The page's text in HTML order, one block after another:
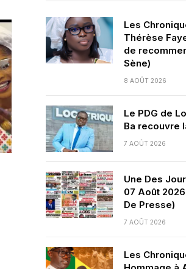
Les
Thérèse
de
Sène)
8 AOÛT 2026
Le PDG de
Ba recouvre
7 AOÛT 2026
Une Des
07 Août
De Presse)
7 AOÛT 2026
Les